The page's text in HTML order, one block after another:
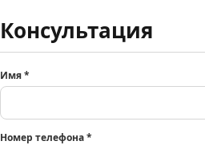
Консультация
Имя*
Номер телефона*